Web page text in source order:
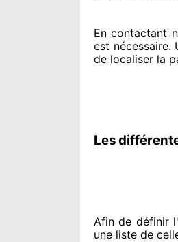
En contactant
est nécessaire.
de localiser la
Les
Afin de définir
une liste de